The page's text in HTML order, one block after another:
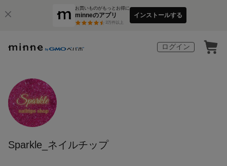
お買いものがもっとお得に
minneのアプリ
3万件以上
インストールする
ログイン
Sparkle_ネイルチップ